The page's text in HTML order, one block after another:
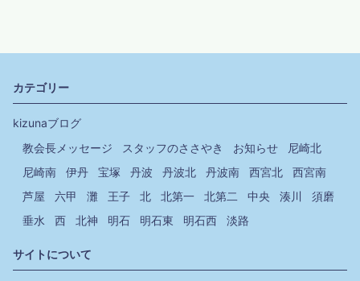
カテゴリー
kizunaブログ
教会長メッセージ
スタッフのささやき お知らせ
尼崎北
尼崎南
伊丹 宝塚 丹波 丹波北 丹波南 西宮北
西宮南
芦屋
六甲 灘 王子 北 北第一 北第二 中央 湊川
須磨
垂水
西 北神 明石 明石東 明石西 淡路
サイトについて